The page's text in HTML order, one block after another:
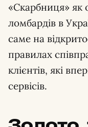
«Скарбниця» як
ломбардів в
саме на
правилах
клієнтів, які
сервісів.